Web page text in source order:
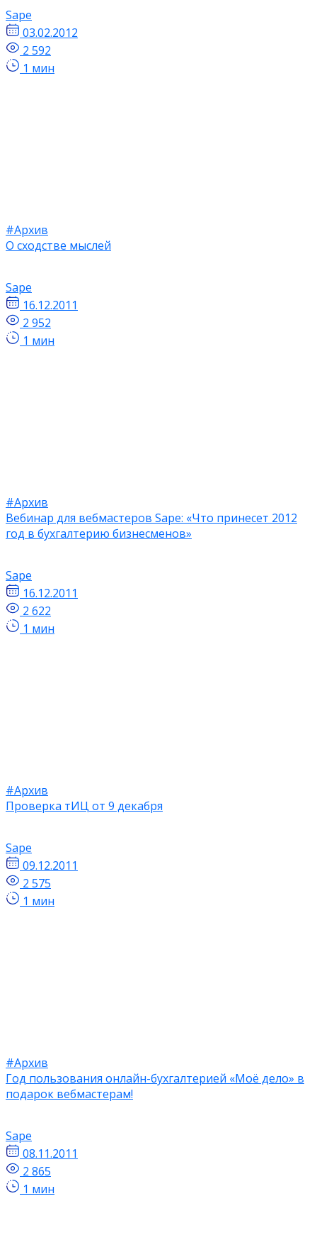
Sape
03.02.2012
2 592
1 мин
#Архив
О сходстве мыслей
Sape
16.12.2011
2 952
1 мин
#Архив
Вебинар для вебмастеров Sape: «Что принесет 2012
год в бухгалтерию бизнесменов»
Sape
16.12.2011
2 622
1 мин
#Архив
Проверка тИЦ от 9 декабря
Sape
09.12.2011
2 575
1 мин
#Архив
Год пользования онлайн-бухгалтерией «Моё дело» в
подарок вебмастерам!
Sape
08.11.2011
2 865
1 мин